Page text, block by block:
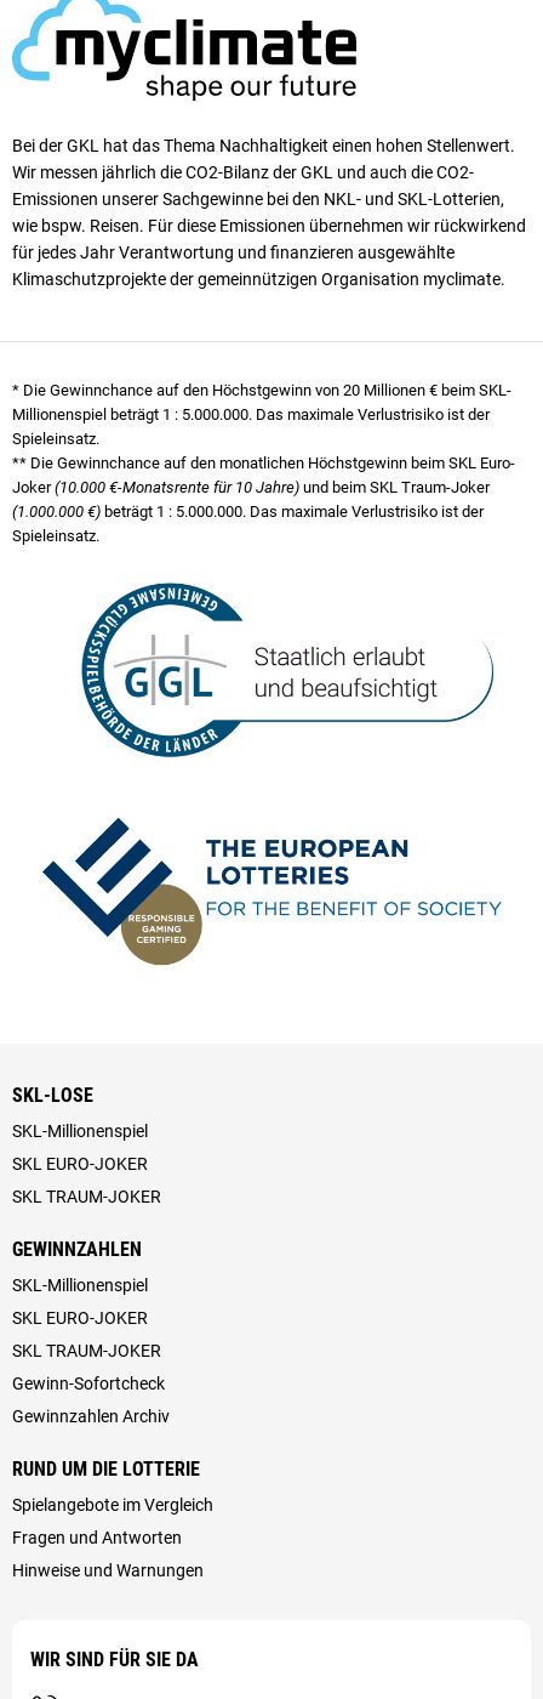
Bei der GKL hat das Thema Nachhaltigkeit einen ho­hen Stellen­wert.
Wir messen jährlich die CO2-Bilanz der GKL und auch die CO2-
Emissionen unserer Sach­ge­winne bei den NKL- und SKL-Lotterien,
wie bspw. Reisen. Für diese Emissionen übernehmen wir rück­wirkend
für jedes Jahr Verantwortung und finanzieren ausgewählte
Klimaschutzprojekte der gemeinnützigen Organisation myclimate.
* Die Gewinnchance auf den Höchstgewinn von 20 Millionen € beim SKL-
Millionenspiel beträgt 1 : 5.000.000. Das maximale Verlustrisiko ist der
Spieleinsatz.
** Die Gewinnchance auf den monatlichen Höchstgewinn beim SKL Euro-
Joker(10.000 €-Monatsrente für 10 Jahre) und beim SKL Traum-Joker
(1.000.000 €) beträgt 1 : 5.000.000. Das maximale Verlustrisiko ist der
Spieleinsatz.
SKL-LOSE
SKL-Millionenspiel
SKL EURO-JOKER
SKL TRAUM-JOKER
GEWINNZAHLEN
SKL-Millionenspiel
SKL EURO-JOKER
SKL TRAUM-JOKER
Gewinn-Sofortcheck
Gewinnzahlen Archiv
RUND UM DIE LOTTERIE
Spielangebote im Vergleich
Fragen und Antworten
Hinweise und Warnungen
WIR SIND FÜR SIE DA